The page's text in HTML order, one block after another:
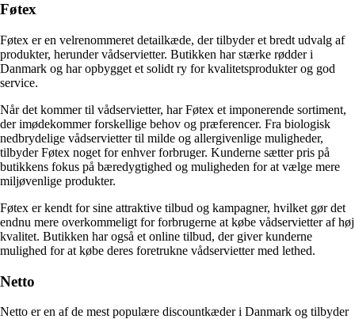
Føtex
Føtex er en velrenommeret detailkæde, der tilbyder et bredt udvalg af
produkter, herunder vådservietter. Butikken har stærke rødder i
Danmark og har opbygget et solidt ry for kvalitetsprodukter og god
service.
Når det kommer til vådservietter, har Føtex et imponerende sortiment,
der imødekommer forskellige behov og præferencer. Fra biologisk
nedbrydelige vådservietter til milde og allergivenlige muligheder,
tilbyder Føtex noget for enhver forbruger. Kunderne sætter pris på
butikkens fokus på bæredygtighed og muligheden for at vælge mere
miljøvenlige produkter.
Føtex er kendt for sine attraktive tilbud og kampagner, hvilket gør det
endnu mere overkommeligt for forbrugerne at købe vådservietter af høj
kvalitet. Butikken har også et online tilbud, der giver kunderne
mulighed for at købe deres foretrukne vådservietter med lethed.
Netto
Netto er en af de mest populære discountkæder i Danmark og tilbyder